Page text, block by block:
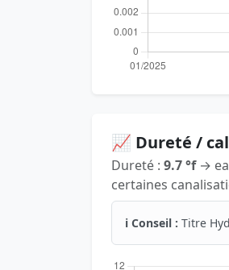
📈 Dureté /
Dureté : 9.7 °f→
certaines
ℹ️ Conseil : Titre